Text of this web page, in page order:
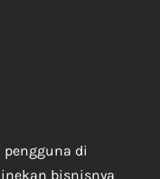
di
bisnisnya